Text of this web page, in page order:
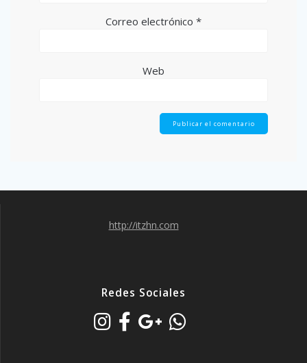
Correo electrónico *
Web
http://itzhn.com
Redes Sociales